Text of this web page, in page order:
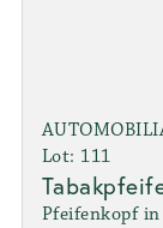
Lot: 111
Pfeifenkopf